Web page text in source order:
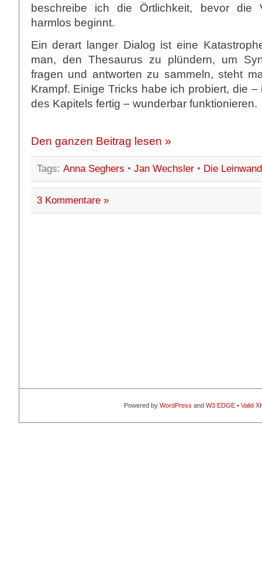
beschreibe ich die Örtlichkeit, bevor die
harmlos beginnt.
Ein derart langer Dialog ist eine
man, den Thesaurus zu plündern, um
fragen und antworten zu sammeln, steht
Krampf. Einige Tricks habe ich probiert, die
des Kapitels fertig – wunderbar funktionieren.
Den ganzen Beitrag lesen »
Tags: Anna Seghers • Jan Wechsler• Die Leinwand
3 Kommentare »
Powered by WordPress and W3 EDGE• Valid